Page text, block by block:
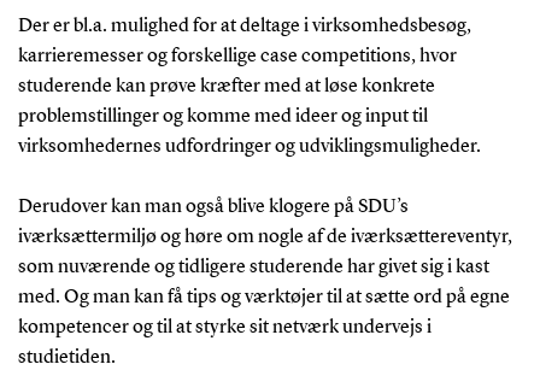
Der er bl.a. mulighed for at deltage i virksomhedsbesøg,
karrieremesser og forskellige case competitions, hvor
studerende kan prøve kræfter med at løse konkrete
problemstillinger og komme med ideer og input til
virksomhedernes udfordringer og udviklingsmuligheder.
Derudover kan man også blive klogere på SDU’s
iværksættermiljø og høre om nogle af de iværksættereventyr,
som nuværende og tidligere studerende har givet sig i kast
med. Og man kan få tips og værktøjer til at sætte ord på egne
kompetencer og til at styrke sit netværk undervejs i
studietiden.